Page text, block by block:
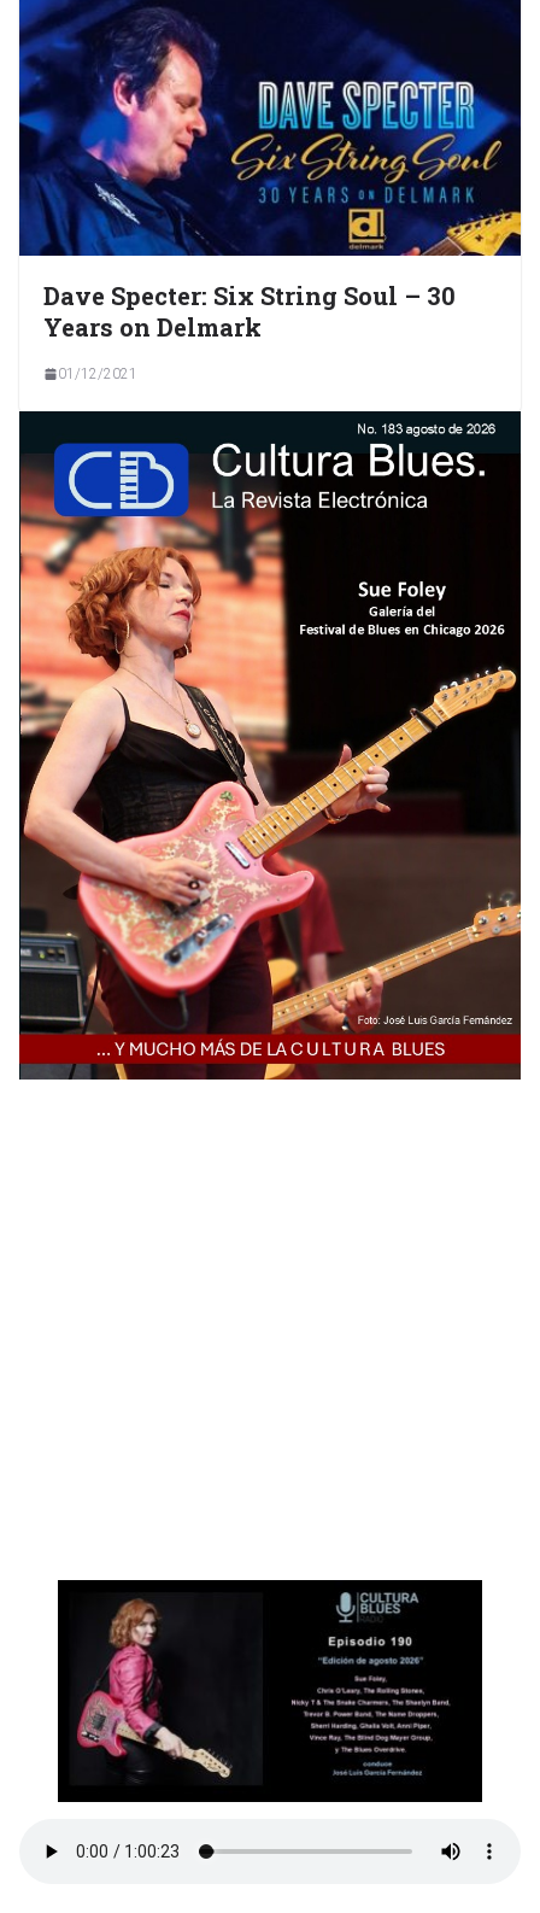
Dave Specter: Six String Soul – 30
Years on Delmark
01/12/2021